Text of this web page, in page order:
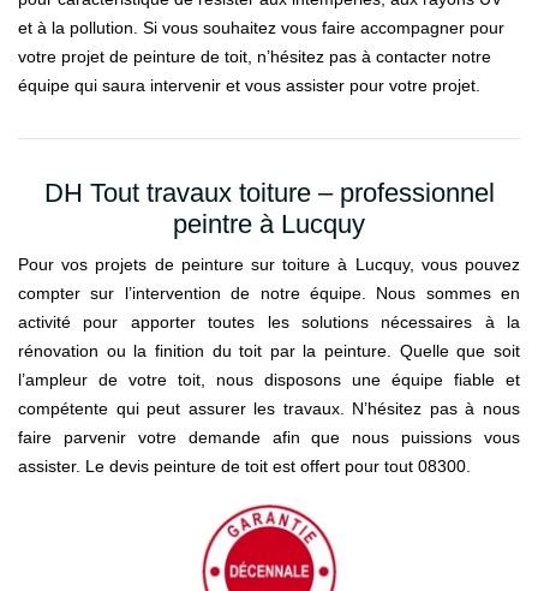
et à la pollution. Si vous souhaitez vous faire accompagner pour
votre projet de peinture de toit, n’hésitez pas à contacter notre
équipe qui saura intervenir et vous assister pour votre projet.
DH Tout travaux toiture – professionnel
peintre à Lucquy
Pour vos projets de peinture sur toiture à Lucquy, vous pouvez
compter sur l’intervention de notre équipe. Nous sommes en
activité pour apporter toutes les solutions nécessaires à la
rénovation ou la finition du toit par la peinture. Quelle que soit
l’ampleur de votre toit, nous disposons une équipe fiable et
compétente qui peut assurer les travaux. N’hésitez pas à nous
faire parvenir votre demande afin que nous puissions vous
assister. Le devis peinture de toit est offert pour tout 08300.